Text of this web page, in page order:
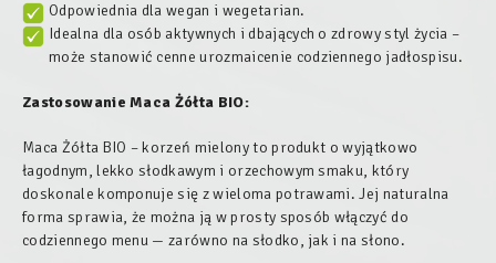
Odpowiednia dla wegan i wegetarian.
Idealna dla osób aktywnych i dbających o zdrowy styl życia –
może stanowić cenne urozmaicenie codziennego jadłospisu.
ZastosowanieMaca Żółta BIO:
Maca Żółta BIO – korzeń mielony to produkt o wyjątkowo
łagodnym, lekko słodkawym i orzechowym smaku, który
doskonale komponuje się z wieloma potrawami. Jej naturalna
forma sprawia, że można ją w prosty sposób włączyć do
codziennego menu — zarówno na słodko, jak i na słono.